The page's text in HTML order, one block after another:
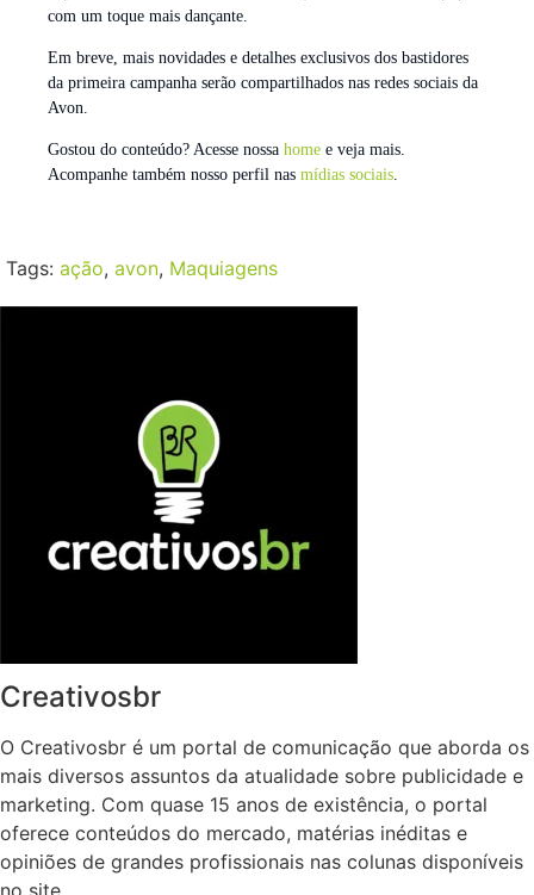
com um toque mais dançante.
Em breve, mais novidades e detalhes exclusivos dos bastidores
da primeira campanha serão compartilhados nas redes sociais da
Avon.
Gostou do conteúdo? Acesse nossa home e veja mais.
Acompanhe também nosso perfil nas mídias sociais.
Tags: ação, avon, Maquiagens
Creativosbr
O Creativosbr é um portal de comunicação que aborda os
mais diversos assuntos da atualidade sobre publicidade e
marketing. Com quase 15 anos de existência, o portal
oferece conteúdos do mercado, matérias inéditas e
opiniões de grandes profissionais nas colunas disponíveis
no site.